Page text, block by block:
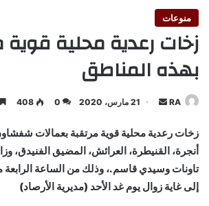
منوعات
زخات رعدية محلية قوية
بهذه المناطق
RA
أرسل
إلكترونيا
21 مارس، 2020 0
408
زخات رعدية محلية قوية مرتقبة بعمالات
أنجرة، القنيطرة، العرائش، المضيق الفنيدق،
تاونات وسيدي قاسم.، وذلك من الساعة
إلى غاية زوال يوم غد الأحد (مديرية الأرصاد)